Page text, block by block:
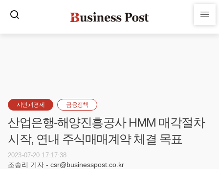
시민과경제 금융정책
산업은행-해양진흥공사 HMM 매각절차
시작, 연내 주식매매계약 체결 목표
2023-07-20 17:17:38
조승리 기자 - csr@businesspost.co.kr